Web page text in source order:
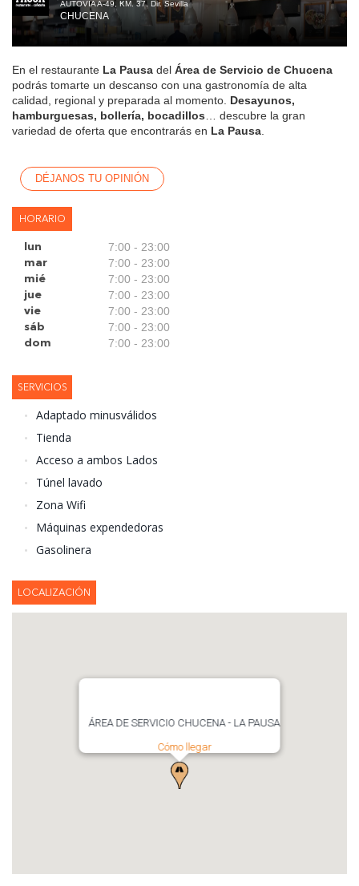
AUTOVIA A-49, KM. 37. Dir. Sevilla
CHUCENA
En el restaurante La Pausa del Área de Servicio de Chucena
podrás tomarte un descanso con una gastronomía de alta
calidad, regional y preparada al momento. Desayunos,
hamburguesas, bollería, bocadillos … descubre la gran
variedad de oferta que encontrarás en La Pausa
DÉJANOS TU OPINIÓN
HORARIO
lun
mar
mié
jue
vie
sáb
dom
7:00 - 23:00
7:00 - 23:00
7:00 - 23:00
7:00 - 23:00
7:00 - 23:00
7:00 - 23:00
7:00 - 23:00
SERVICIOS
Adaptado minusválidos
Tienda
Acceso a ambos Lados
Túnel lavado
Zona Wifi
Máquinas expendedoras
Gasolinera
LOCALIZACIÓN
ÁREA DE SERVICIO CHUCENA - LA PAUSA
Cómo llegar